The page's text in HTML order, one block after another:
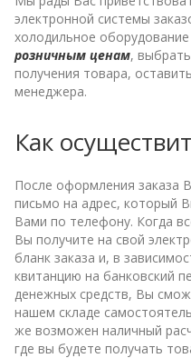
электронной системы
холодильное
розничным ценам,
получения товара,
менеджера.
Как
После оформления заказа
письмо на адрес, который
Вами по телефону. Когда
Вы получите на свой
бланк заказа и, в
квитанцию на банковский
денежных средств, Вы
нашем складе
же возможен наличный
где вы будете получать